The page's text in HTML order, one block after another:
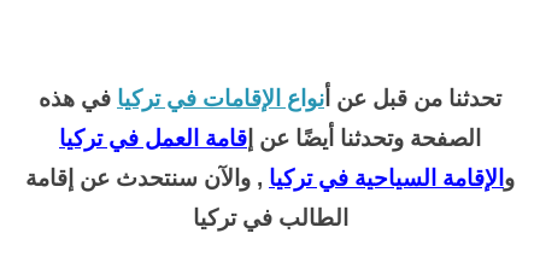
تحدثنا من قبل عن أ نواع الإقامات في تركيا في هذه
الصفحة وتحدثنا أيضًا عن إ قامة العمل في تركيا
و الإقامة السياحية في تركيا , والآن سنتحدث عن إقامة
الطالب في تركيا